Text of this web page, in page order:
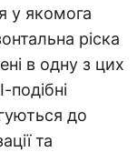
у якомога
ріска
в одну з цих
подібні
до
та